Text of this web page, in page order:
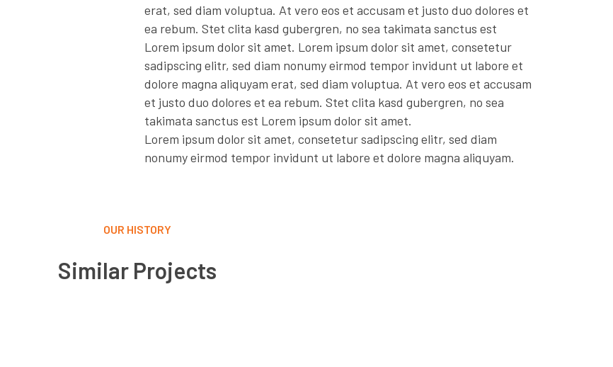
erat, sed diam voluptua. At vero eos et accusam et justo duo dolores et
ea rebum. Stet clita kasd gubergren, no sea takimata sanctus est
Lorem ipsum dolor sit amet. Lorem ipsum dolor sit amet, consetetur
sadipscing elitr, sed diam nonumy eirmod tempor invidunt ut labore et
dolore magna aliquyam erat, sed diam voluptua. At vero eos et accusam
et justo duo dolores et ea rebum. Stet clita kasd gubergren, no sea
takimata sanctus est Lorem ipsum dolor sit amet.
Lorem ipsum dolor sit amet, consetetur sadipscing elitr, sed diam
nonumy eirmod tempor invidunt ut labore et dolore magna aliquyam.
OUR HISTORY
Similar Projects